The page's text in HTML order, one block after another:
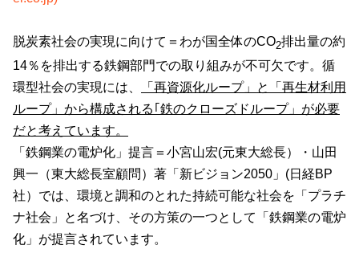
脱炭素社会の実現に向けて＝わが国全体のCO2排出量の約
14％を排出する鉄鋼部門での取り組みが不可欠です。循
環型社会の実現には、
「再資源化ループ」と「再生材利用
ループ」から構成される｢鉄のクローズドループ」が必要
だと考えています。
「鉄鋼業の電炉化」提言＝小宮山宏(元東大総長）・山田
興一（東大総長室顧問）著「新ビジョン2050 」 (日経BP
社）では、環境と調和のとれた持続可能な社会を「プラチ
ナ社会」と名づけ、その方策の一つとして「鉄鋼業の電炉
化」が提言されています。